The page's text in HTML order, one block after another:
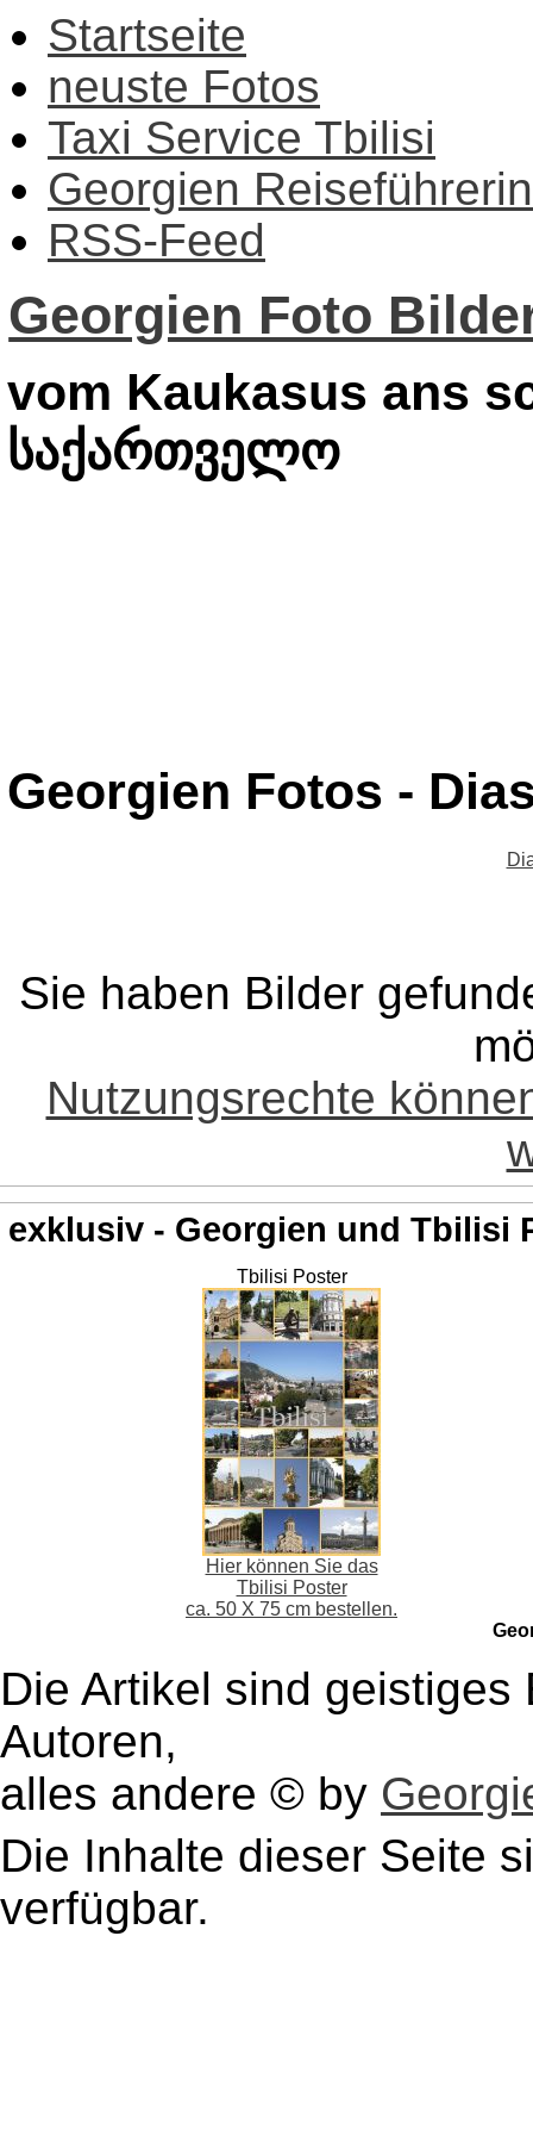
Startseite
neuste Fotos
Taxi Service Tbilisi
Georgien Reiseführerin
RSS-Feed
Georgien Foto
vom Kaukasus ans
საქართველო
Georgien Fotos -
Sie haben Bilder
Nutzungsrechte
exklusiv - Georgien und Tbilisi
Tbilisi Poster
Hier können Sie das
Tbilisi Poster
ca. 50 X 75 cm bestellen.
Die Artikel sind
Autoren,
alles andere © by
Die Inhalte dieser Seite
verfügbar.